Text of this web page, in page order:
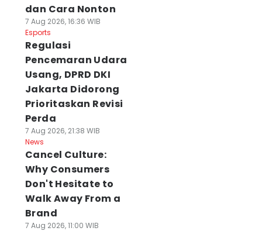
dan Cara Nonton
7 Aug 2026, 16:36 WIB
Esports
Regulasi
Pencemaran Udara
Usang, DPRD DKI
Jakarta Didorong
Prioritaskan Revisi
Perda
7 Aug 2026, 21:38 WIB
News
Cancel Culture:
Why Consumers
Don't Hesitate to
Walk Away From a
Brand
7 Aug 2026, 11:00 WIB